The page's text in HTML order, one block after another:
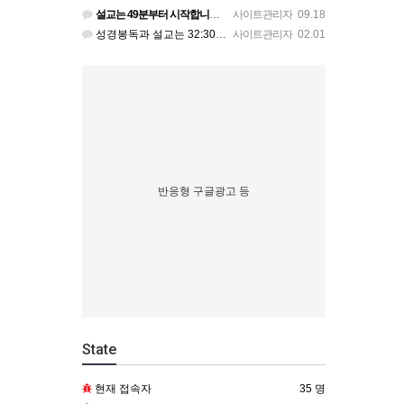
사이트관리자 09.18
설교는 49분부터 시작합니다. 믿음의 형제가 죄에 빠질 때 어떻게 도와줄 것인지를 가르칩니다. 형제가 실족하…
사이트관리자 02.01
성경봉독과 설교는 32:30에 시작됩니다.
반응형 구글광고 등
State
현재 접속자
35 명